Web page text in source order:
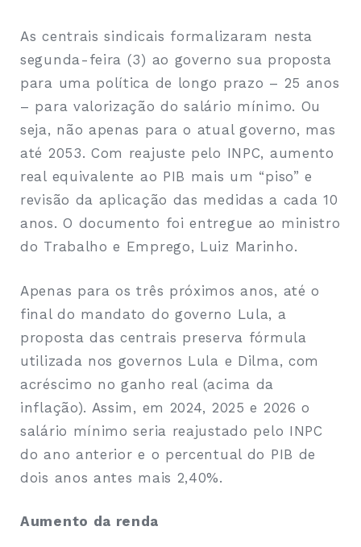
As centrais sindicais formalizaram nesta
segunda-feira (3) ao governo sua proposta
para uma política de longo prazo – 25 anos
– para valorização do salário mínimo. Ou
seja, não apenas para o atual governo, mas
até 2053. Com reajuste pelo INPC, aumento
real equivalente ao PIB mais um “piso” e
revisão da aplicação das medidas a cada 10
anos. O documento foi entregue ao ministro
do Trabalho e Emprego, Luiz Marinho.
Apenas para os três próximos anos, até o
final do mandato do governo Lula, a
proposta das centrais preserva fórmula
utilizada nos governos Lula e Dilma, com
acréscimo no ganho real (acima da
inflação). Assim, em 2024, 2025 e 2026 o
salário mínimo seria reajustado pelo INPC
do ano anterior e o percentual do PIB de
dois anos antes mais 2,40%.
Aumento da renda